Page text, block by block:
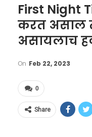
First Night
करत असाल
असायलाच
On Feb 22, 2023
0
Share